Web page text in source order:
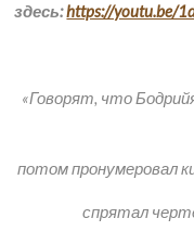
здесь:https://youtu.be/
«Говорят, что
потом пронумеровал
спрятал